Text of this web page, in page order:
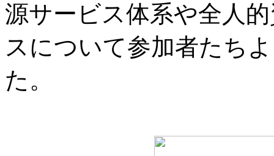
源サービス体系や全人
スについて参加者たち
た。